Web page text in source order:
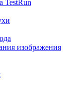
TestRun
изображения